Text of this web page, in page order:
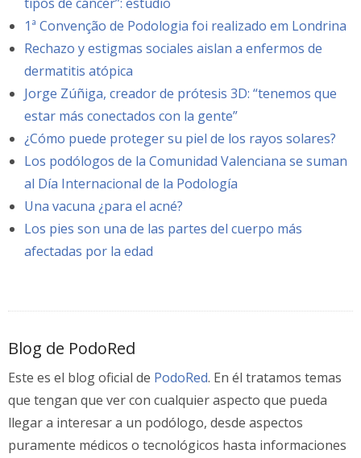
1ª Convenção de Podologia foi realizado em Londrina
Rechazo y estigmas sociales aislan a enfermos de
dermatitis atópica
Jorge Zúñiga, creador de prótesis 3D: “tenemos que
estar más conectados con la gente”
¿Cómo puede proteger su piel de los rayos solares?
Los podólogos de la Comunidad Valenciana se suman
al Día Internacional de la Podología
Una vacuna ¿para el acné?
Los pies son una de las partes del cuerpo más
afectadas por la edad
Blog de PodoRed
Este es el blog oficial de PodoRed. En él tratamos temas
que tengan que ver con cualquier aspecto que pueda
llegar a interesar a un podólogo, desde aspectos
puramente médicos o tecnológicos hasta informaciones